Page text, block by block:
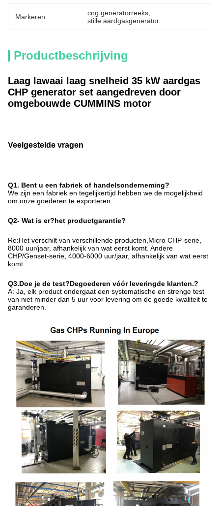
Markeren: cng generatorreeks
stille aardgasgenerator
Productbeschrijving
Laag lawaai laag snelheid 35 kW aardgas
CHP generator set aangedreven door
omgebouwde CUMMINS motor
Veelgestelde vragen
Q1. Bent u een fabriek of handelsonderneming?
We zijn een fabriek en tegelijkertijd hebben we de mogelijkheid
om onze goederen te exporteren.
Q2- Wat is er?het productgarantie?
Re:Het verschilt van verschillende producten,Micro CHP-serie,
8000 uur/jaar, afhankelijk van wat eerst komt. Andere
CHP/Genset-serie, 4000-6000 uur/jaar, afhankelijk van wat eerst
komt.
Q3.Doe je de test?Degoederen vóór leveringde klanten.?
A: Ja, elk product ondergaat een systematische en strenge test
van niet minder dan 5 uur voor levering om de goede kwaliteit te
garanderen.